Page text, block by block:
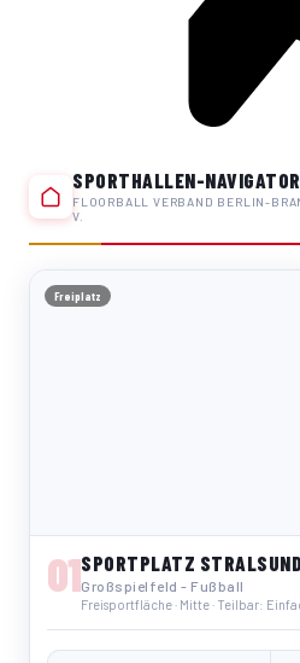
SPORTHALLEN-NAVIGATOR
FLOORBALL VERBAND BERLIN-
V.
Freiplatz
01SPORTPLATZ
Großspielfeld - Fußball
Freisportfläche · Mitte · Teilbar: